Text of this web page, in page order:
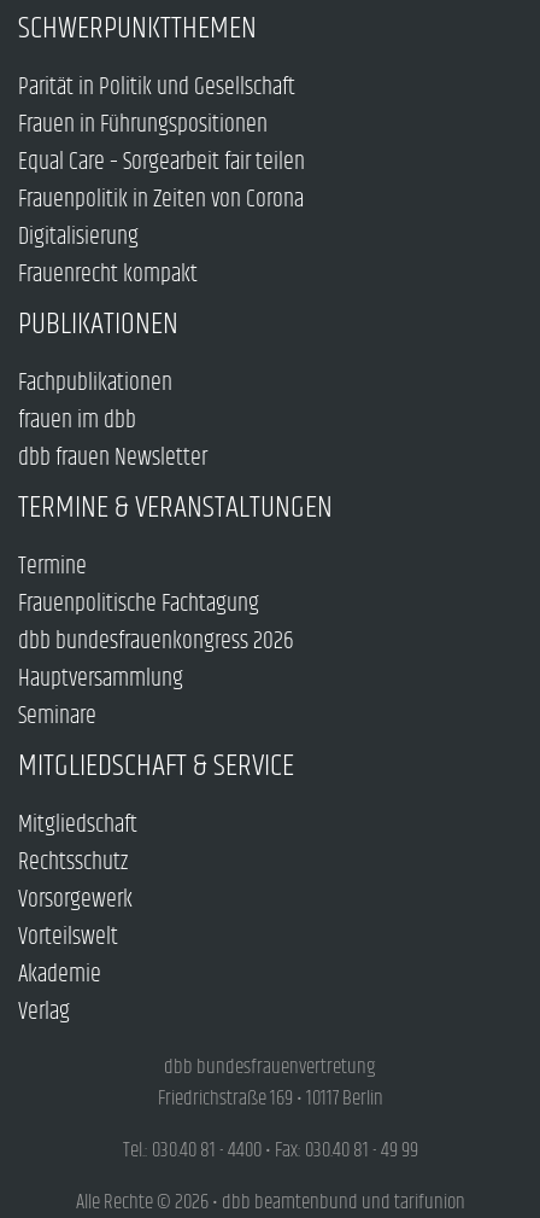
SCHWERPUNKTTHEMEN
Parität in Politik und Gesellschaft
Frauen in Führungspositionen
Equal Care – Sorgearbeit fair teilen
Frauenpolitik in Zeiten von Corona
Digitalisierung
Frauenrecht kompakt
PUBLIKATIONEN
Fachpublikationen
frauen im dbb
dbb frauen Newsletter
TERMINE & VERANSTALTUNGEN
Termine
Frauenpolitische Fachtagung
dbb bundesfrauenkongress 2026
Hauptversammlung
Seminare
MITGLIEDSCHAFT & SERVICE
Mitgliedschaft
Rechtsschutz
Vorsorgewerk
Vorteilswelt
Akademie
Verlag
dbb bundesfrauenvertretung
Friedrichstraße 169 • 10117 Berlin
Tel.: 030.40 81 - 4400 • Fax: 030.40 81 - 49 99
Alle Rechte © 2026 • dbb beamtenbund und tarifunion